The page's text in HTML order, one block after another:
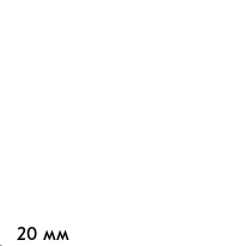
20 мм